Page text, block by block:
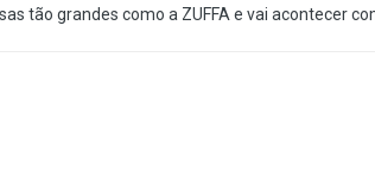
tão grandes como a ZUFFA e vai acontecer